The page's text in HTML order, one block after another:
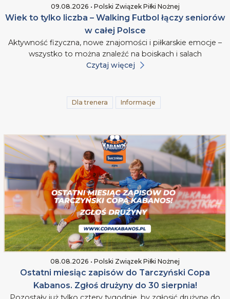
09.08.2026 • Polski Związek Piłki Nożnej
Wiek to tylko liczba – Walking Futbol łączy seniorów
w całej Polsce
Aktywność fizyczna, nowe znajomości i piłkarskie emocje –
wszystko to można znaleźć na boiskach i salach
Czytaj więcej
Dla trenera Informacje
08.08.2026 • Polski Związek Piłki Nożnej
Ostatni miesiąc zapisów do Tarczyński Copa
Kabanos. Zgłoś drużyny do 30 sierpnia!